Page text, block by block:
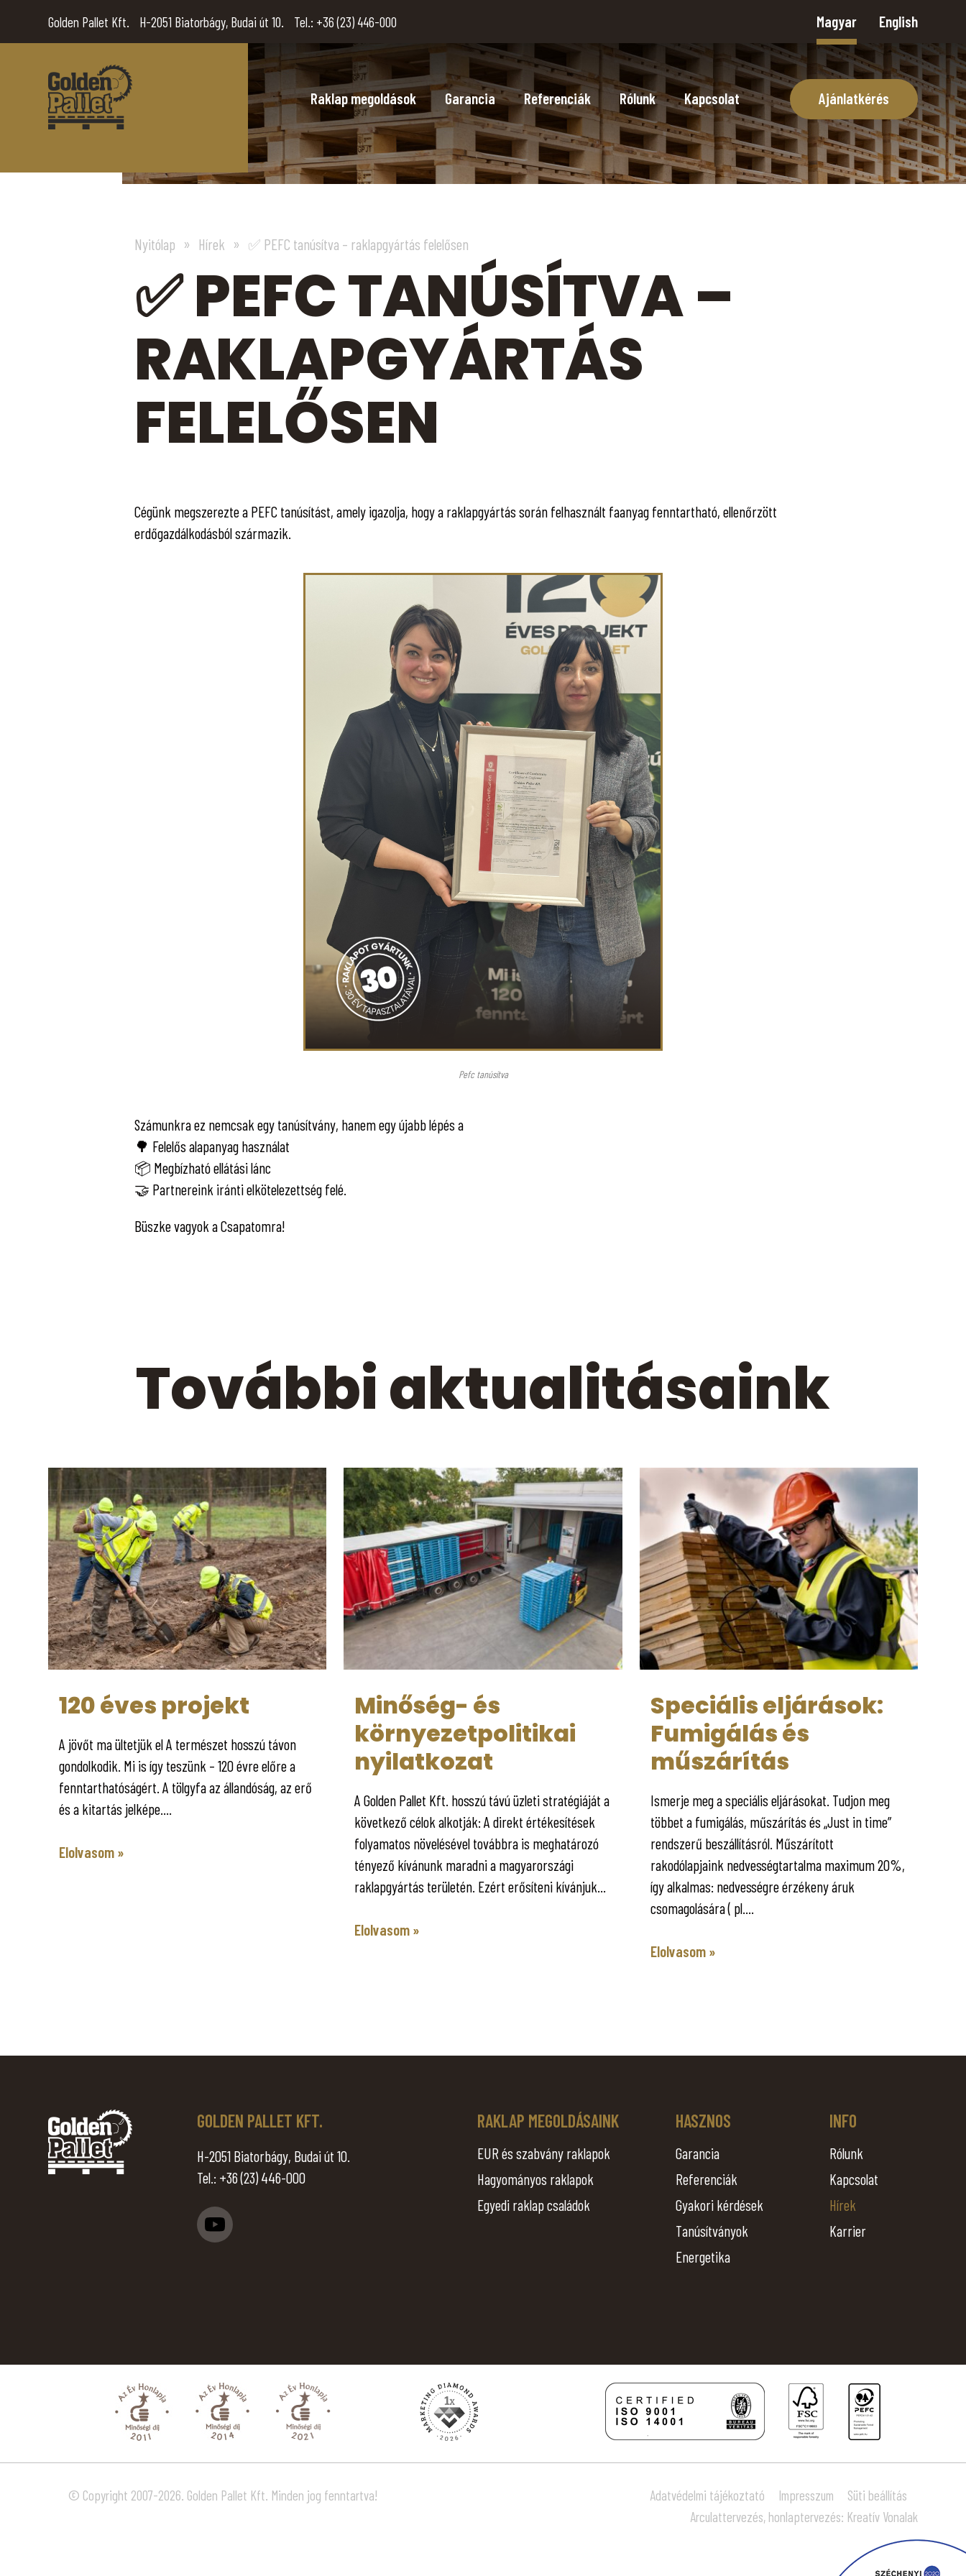
Golden Pallet Kft. H-2051 Biatorbágy, Budai út 10. Tel.: +36 (23) 446-000 Magyar English
Raklap megoldások Garancia Referenciák Rólunk Kapcsolat Ajánlatkérés
Nyitólap Hírek ✅ PEFC tanúsítva – raklapgyártás felelősen
✅ PEFC TANÚSÍTVA –
RAKLAPGYÁRTÁS
FELELŐSEN
Cégünk megszerezte a PEFC tanúsítást, amely igazolja, hogy a raklapgyártás során felhasznált faanyag fenntartható, ellenőrzött
erdőgazdálkodásból származik.
Pefc tanúsítva
Számunkra ez nemcsak egy tanúsítvány, hanem egy újabb lépés a
🌳 Felelős alapanyag használat
📦 Megbízható ellátási lánc
🤝 Partnereink iránti elkötelezettség felé.
Büszke vagyok a Csapatomra!
További aktualitásaink
120 éves projekt
A jövőt ma ültetjük el A természet hosszú távon
gondolkodik. Mi is így teszünk – 120 évre előre a
fenntarthatóságért. A tölgyfa az állandóság, az erő
és a kitartás jelképe....
Elolvasom »
Minőség- és
környezetpolitikai
nyilatkozat
A Golden Pallet Kft. hosszú távú üzleti stratégiáját a
következő célok alkotják: A direkt értékesítések
folyamatos növelésével továbbra is meghatározó
tényező kívánunk maradni a magyarországi
raklapgyártás területén. Ezért erősíteni kívánjuk...
Elolvasom »
Speciális eljárások:
Fumigálás és
műszárítás
Ismerje meg a speciális eljárásokat. Tudjon meg
többet a fumigálás, műszárítás és „Just in time”
rendszerű beszállításról. Műszárított
rakodólapjaink nedvességtartalma maximum 20%,
így alkalmas: nedvességre érzékeny áruk
csomagolására ( pl....
Elolvasom »
GOLDEN PALLET KFT.
H-2051 Biatorbágy, Budai út 10.
Tel.: +36 (23) 446-000
RAKLAP MEGOLDÁSAINK
EUR és szabvány raklapok
Hagyományos raklapok
Egyedi raklap családok
HASZNOS
Garancia
Referenciák
Gyakori kérdések
Tanúsítványok
Energetika
INFO
Rólunk
Kapcsolat
Hírek
Karrier
© Copyright 2007-2026. Golden Pallet Kft. Minden jog fenntartva! Adatvédelmi tájékoztató Impresszum
Süti beállítás
Arculattervezés, honlaptervezés: Kreatív Vonalak